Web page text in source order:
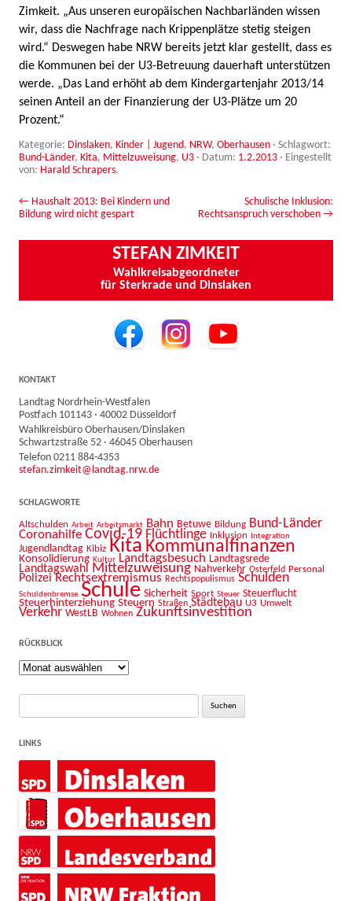
Zimkeit. „Aus unseren europäischen Nachbarländen wissen
wir, dass die Nachfrage nach Krippenplätze stetig steigen
wird.“ Deswegen habe NRW bereits jetzt klar gestellt, dass es
die Kommunen bei der U3-Betreuung dauerhaft unterstützen
werde. „Das Land erhöht ab dem Kindergartenjahr 2013/14
seinen Anteil an der Finanzierung der U3-Plätze um 20
Prozent.“
Kategorie: Dinslaken, Kinder | Jugend, NRW, Oberhausen · Schlagwort:
Bund-Länder, Kita, Mittelzuweisung, U3 · Datum: 1.2.2013 · Eingestellt
von: Harald Schrapers.
Beitrags-Navigation
← Haushalt 2013: Bei Kindern und
Bildung wird nicht gespart
Schulische Inklusion:
Rechtsanspruch verschoben →
STEFAN ZIMKEIT
Wahlkreisabgeordneter
für Sterkrade und Dinslaken
KONTAKT
Landtag Nordrhein-Westfalen
Postfach 101143 · 40002 Düsseldorf
Wahlkreisbüro Oberhausen/Dinslaken
Schwartzstraße 52 · 46045 Oberhausen
Telefon 0211 884-4353
stefan.zimkeit@landtag.nrw.de
SCHLAGWORTE
Altschulden Arbeit Arbeitsmarkt Bahn Betuwe Bildung Bund-Länder
Coronahilfe Covid-19 Flüchtlinge Inklusion Integration
Jugendlandtag Kibiz Kita Kommunalfinanzen
Konsolidierung Kultur Landtagsbesuch Landtagsrede
Landtagswahl Mittelzuweisung Nahverkehr Osterfeld Personal
Polizei Rechtsextremismus Rechtspopulismus Schulden
Schuldenbremse Schule Sicherheit Sport Steuer Steuerflucht
Steuerhinterziehung Steuern Straßen Städtebau U3 Umwelt
Verkehr WestLB Wohnen Zukunftsinvestition
RÜCKBLICK
Rückblick
Suche
LINKS